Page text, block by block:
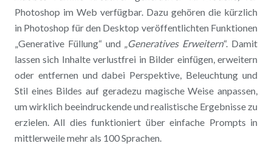
Photoshop im Web verfügbar. Dazu gehören die kürzlich
in Photoshop für den Desktop veröffentlichten Funktionen
„Generative Füllung“ und „Generatives Erweitern“. Damit
lassen sich Inhalte verlustfrei in Bilder einfügen, erweitern
oder entfernen und dabei Perspektive, Beleuchtung und
Stil eines Bildes auf geradezu magische Weise anpassen,
um wirklich beeindruckende und realistische Ergebnisse zu
erzielen. All dies funktioniert über einfache Prompts in
mittlerweile mehr als 100 Sprachen.